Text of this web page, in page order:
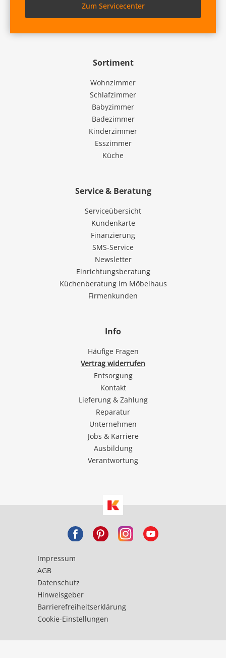
Sortiment
Wohnzimmer
Schlafzimmer
Babyzimmer
Badezimmer
Kinderzimmer
Esszimmer
Küche
Service & Beratung
Serviceübersicht
Kundenkarte
Finanzierung
SMS-Service
Newsletter
Einrichtungsberatung
Küchenberatung im Möbelhaus
Firmenkunden
Info
Häufige Fragen
Vertrag widerrufen
Entsorgung
Kontakt
Lieferung & Zahlung
Reparatur
Unternehmen
Jobs & Karriere
Ausbildung
Verantwortung
Zum Servicecenter
Impressum
AGB
Datenschutz
Hinweisgeber
Barrierefreiheitserklärung
Cookie-Einstellungen